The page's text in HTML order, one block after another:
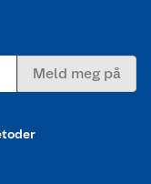
Meld meg på